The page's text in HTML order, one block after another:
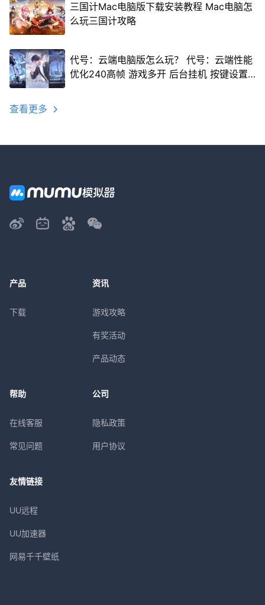
三国计Mac电脑版下载安装教程 Mac电脑怎
么玩三国计攻略
代号：云端电脑版怎么玩？ 代号：云端性能
优化240高帧 游戏多开 后台挂机 按键设置
查看更多
产品
下载
资讯
游戏攻略
有奖活动
产品动态
帮助
在线客服
常见问题
公司
隐私政策
用户协议
友情链接
UU远程
UU加速器
网易千千壁纸